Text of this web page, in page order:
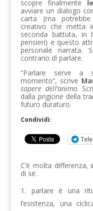
scopre finalmente
avviare un dialogo
carta (ma
creativo che metta
seconda battuta, in
pensieri) e questo
personale narrata.
contrario di parlare.
“Parlare serve a
momento”, scrive
sapere dell’animo.
dalla prigione della
futuro duraturo.
Condividi:
C’è molta
di sé:
parlare è una
l’esistenza, una